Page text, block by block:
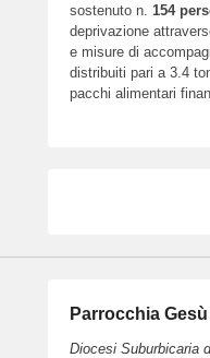
sostenuto n. 154
deprivazione
e misure di
distribuiti pari a 3.4
pacchi alimentari
Parrocchia
Diocesi Suburbicaria